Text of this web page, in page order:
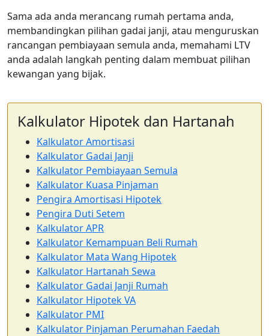
Sama ada anda merancang rumah pertama anda,
membandingkan pilihan gadai janji, atau menguruskan
rancangan pembiayaan semula anda, memahami LTV
anda adalah langkah penting dalam membuat pilihan
kewangan yang bijak.
Kalkulator Hipotek dan Hartanah
Kalkulator Amortisasi
Kalkulator Gadai Janji
Kalkulator Pembiayaan Semula
Kalkulator Kuasa Pinjaman
Pengira Amortisasi Hipotek
Pengira Duti Setem
Kalkulator APR
Kalkulator Kemampuan Beli Rumah
Kalkulator Mata Wang Hipotek
Kalkulator Hartanah Sewa
Kalkulator Gadai Janji Rumah
Kalkulator Hipotek VA
Kalkulator PMI
Kalkulator Pinjaman Perumahan Faedah